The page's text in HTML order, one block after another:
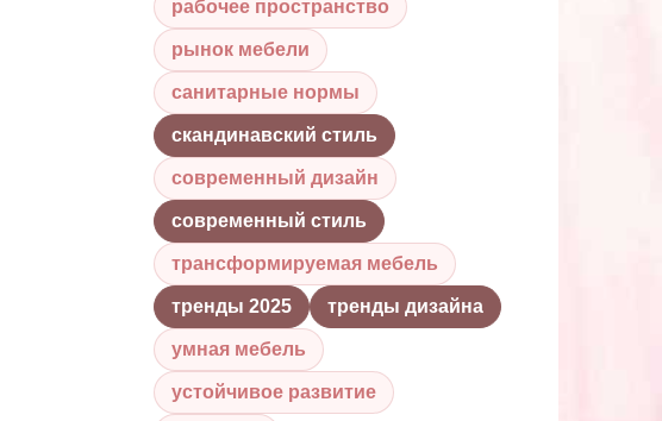
рабочее пространство
рынок мебели
санитарные нормы
скандинавский стиль
современный дизайн
современный стиль
трансформируемая мебель
тренды 2025 тренды дизайна
умная мебель
устойчивое развитие